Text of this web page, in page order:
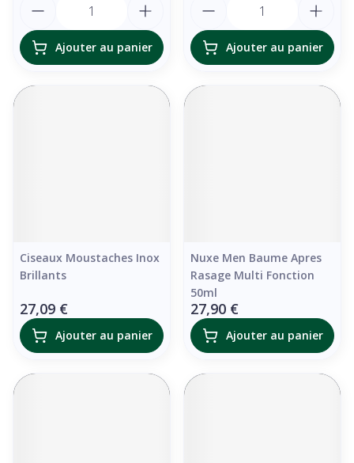
Ajouter au panier Ajouter au panier
Ciseaux Moustaches Inox
Brillants
27,09 €
Ajouter au panier
Nuxe Men Baume Apres
Rasage Multi Fonction
50ml
27,90 €
Ajouter au panier